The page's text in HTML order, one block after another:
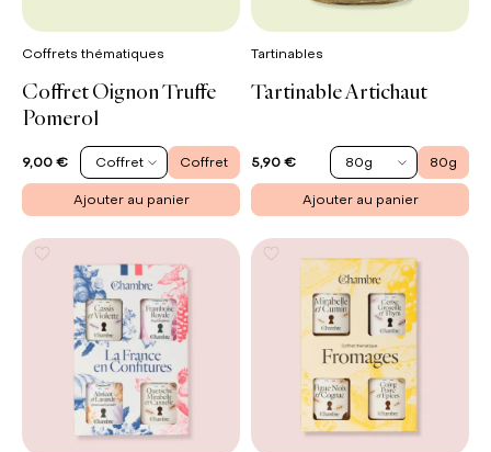
Coffrets thématiques
Coffret Oignon Truffe
Pomerol
9,00 € Coffret Coffret
Ajouter au panier
Tartinables
Tartinable Artichaut
5,90 € 80g 80g
Ajouter au panier